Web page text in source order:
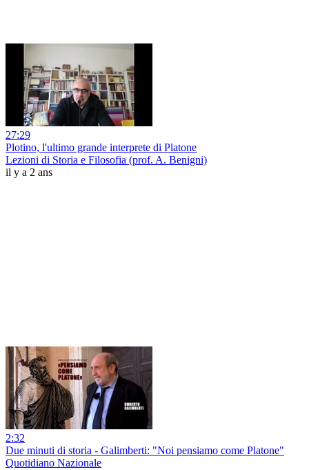
27:29
Plotino, l'ultimo grande interprete di Platone
Lezioni di Storia e Filosofia (prof. A. Benigni)
il y a 2 ans
2:32
Due minuti di storia - Galimberti: "Noi pensiamo come Platone"
Quotidiano Nazionale